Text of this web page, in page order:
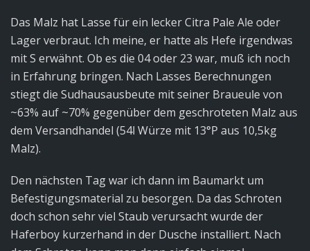
Das Malz hat Lasse für ein lecker Citra Pale Ale oder
Lager verbraut. Ich meine, er hatte als Hefe irgendwas
mit S erwähnt. Ob es die 04 oder 23 war, muß ich noch
in Erfahrung bringen. Nach Lasses Berechnungen
stiegt die Sudhausausbeute mit seiner Braueule von
~63% auf ~70% gegenüber dem geschroteten Malz aus
dem Versandhandel (54l Würze mit 13°P aus 10,5kg
Malz).
Den nächsten Tag war ich dann im Baumarkt um
Befestigungsmaterial zu besorgen. Da das Schroten
doch schon sehr viel Staub verursacht wurde der
Haferboy kurzerhand in der Dusche installiert. Nach